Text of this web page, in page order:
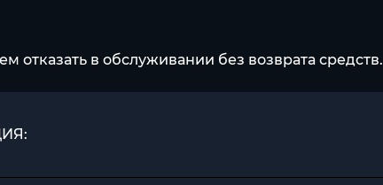
в обслуживании без возврата средств.